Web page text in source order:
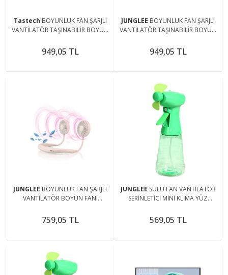
Tastech BOYUNLUK FAN ŞARJLI
VANTİLATÖR TAŞINABİLİR BOYUN
SOĞUTUCU
949,05 TL
JUNGLEE BOYUNLUK FAN ŞARJLI
VANTİLATÖR TAŞINABİLİR BOYUN
SOĞUTUCU
949,05 TL
JUNGLEE BOYUNLUK FAN ŞARJLI
VANTİLATÖR BOYUN FANI
759,05 TL
JUNGLEE SULU FAN VANTİLATÖR
SERİNLETİCİ MİNİ KLİMA YÜZ
PİLLİ WATER SPRAY FAN
569,05 TL